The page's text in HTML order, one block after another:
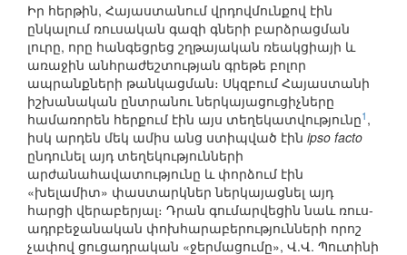
Իր հերթին, Հայաստանում վրդովմունքով էին
ընկալում ռուսական գազի գների բարձրացման
լուրը, որը հանգեցրեց շղթայական ռեակցիայի և
առաջին անհրաժեշտության գրեթե բոլոր
ապրանքների թանկացման։ Սկզբում Հայաստանի
իշխանական ընտրանու ներկայացուցիչները
համառորեն հերքում էին այս տեղեկատվությունը1 ,
իսկ արդեն մեկ ամիս անց ստիպված էին ipso facto
ընդունել այդ տեղեկությունների
արժանահավատությունը և փորձում էին
«խելամիտ» փաստարկներ ներկայացնել այդ
հարցի վերաբերյալ։ Դրան գումարվեցին նաև ռուս-
ադրբեջանական փոխհարաբերությունների որոշ
չափով ցուցադրական «ջերմացումը», Վ.Վ. Պուտինի